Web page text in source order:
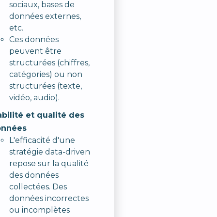
sociaux, bases de
données externes,
etc.
Ces données
peuvent être
structurées (chiffres,
catégories) ou non
structurées (texte,
vidéo, audio).
et qualité des
L'efficacité d'une
stratégie data-driven
repose sur la qualité
des données
collectées. Des
données incorrectes
ou incomplètes